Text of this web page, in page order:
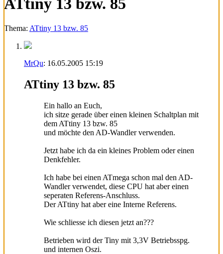
ATtiny 13 bzw. 85
Thema: ATtiny 13 bzw. 85
MrQu: 16.05.2005 15:19
ATtiny 13 bzw. 85
Ein hallo an Euch,
ich sitze gerade über einen kleinen Schaltplan mit
dem ATtiny 13 bzw. 85
und möchte den AD-Wandler verwenden.
Jetzt habe ich da ein kleines Problem oder einen
Denkfehler.
Ich habe bei einen ATmega schon mal den AD-
Wandler verwendet, diese CPU hat aber einen
seperaten Referens-Anschluss.
Der ATtiny hat aber eine Interne Referens.
Wie schliesse ich diesen jetzt an???
Betrieben wird der Tiny mit 3,3V Betriebsspg.
und internen Oszi.